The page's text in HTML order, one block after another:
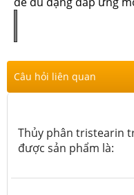
Câu hỏi liên quan
Thủy phân tristearin
được sản phẩm là: